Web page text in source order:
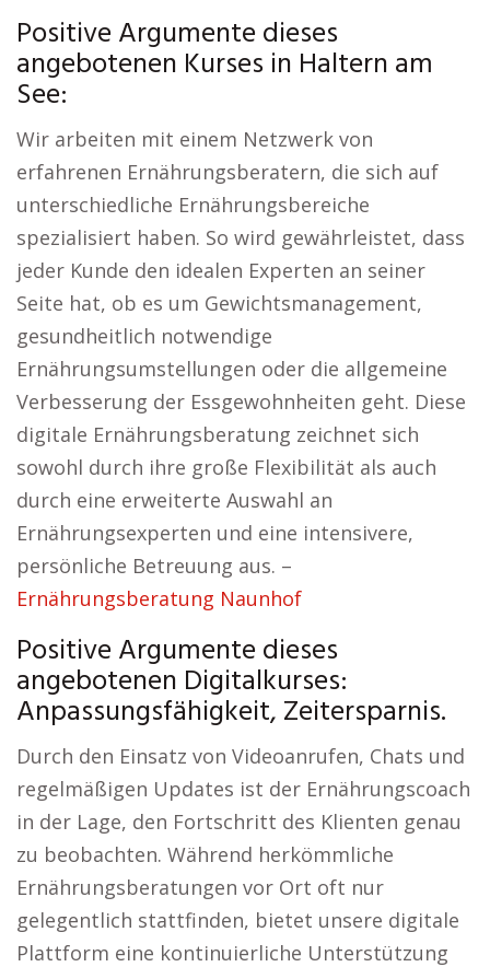
Positive Argumente dieses
angebotenen Kurses in Haltern am
See:
Wir arbeiten mit einem Netzwerk von
erfahrenen Ernährungsberatern, die sich auf
unterschiedliche Ernährungsbereiche
spezialisiert haben. So wird gewährleistet, dass
jeder Kunde den idealen Experten an seiner
Seite hat, ob es um Gewichtsmanagement,
gesundheitlich notwendige
Ernährungsumstellungen oder die allgemeine
Verbesserung der Essgewohnheiten geht. Diese
digitale Ernährungsberatung zeichnet sich
sowohl durch ihre große Flexibilität als auch
durch eine erweiterte Auswahl an
Ernährungsexperten und eine intensivere,
persönliche Betreuung aus. –
Ernährungsberatung Naunhof
Positive Argumente dieses
angebotenen Digitalkurses:
Anpassungsfähigkeit, Zeitersparnis.
Durch den Einsatz von Videoanrufen, Chats und
regelmäßigen Updates ist der Ernährungscoach
in der Lage, den Fortschritt des Klienten genau
zu beobachten. Während herkömmliche
Ernährungsberatungen vor Ort oft nur
gelegentlich stattfinden, bietet unsere digitale
Plattform eine kontinuierliche Unterstützung